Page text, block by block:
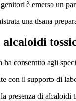
è emerso un
una tisana
alcaloidi
ha consentito agli
con il supporto di
presenza di alcaloidi